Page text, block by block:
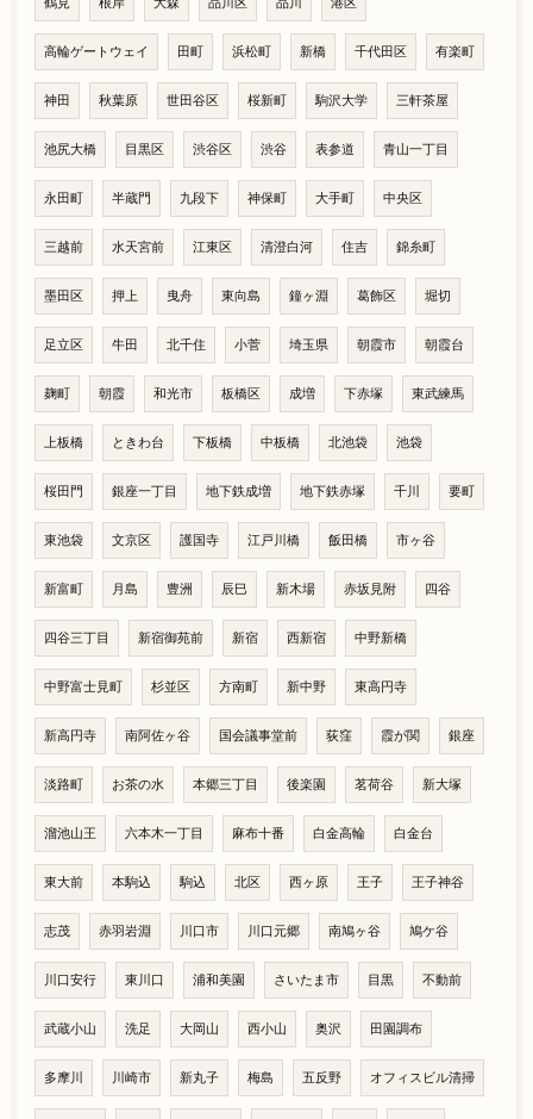
鶴見 根岸 大森 品川区 品川 港区
高輪ゲートウェイ 田町 浜松町 新橋 千代田区 有楽町
神田 秋葉原 世田谷区 桜新町 駒沢大学 三軒茶屋
池尻大橋 目黒区 渋谷区 渋谷 表参道 青山一丁目
永田町 半蔵門 九段下 神保町 大手町 中央区
三越前 水天宮前 江東区 清澄白河 住吉 錦糸町
墨田区 押上 曳舟 東向島 鐘ヶ淵 葛飾区 堀切
足立区 牛田 北千住 小菅 埼玉県 朝霞市 朝霞台
麹町 朝霞 和光市 板橋区 成増 下赤塚 東武練馬
上板橋 ときわ台 下板橋 中板橋 北池袋 池袋
桜田門 銀座一丁目 地下鉄成増 地下鉄赤塚 千川 要町
東池袋 文京区 護国寺 江戸川橋 飯田橋 市ヶ谷
新富町 月島 豊洲 辰巳 新木場 赤坂見附 四谷
四谷三丁目 新宿御苑前 新宿 西新宿 中野新橋
中野富士見町 杉並区 方南町 新中野 東高円寺
新高円寺 南阿佐ヶ谷 国会議事堂前 荻窪 霞が関 銀座
淡路町 お茶の水 本郷三丁目 後楽園 茗荷谷 新大塚
溜池山王 六本木一丁目 麻布十番 白金高輪 白金台
東大前 本駒込 駒込 北区 西ヶ原 王子 王子神谷
志茂 赤羽岩淵 川口市 川口元郷 南鳩ヶ谷 鳩ケ谷
川口安行 東川口 浦和美園 さいたま市 目黒 不動前
武蔵小山 洗足 大岡山 西小山 奥沢 田園調布
多摩川 川崎市 新丸子 梅島 五反野 オフィスビル清掃